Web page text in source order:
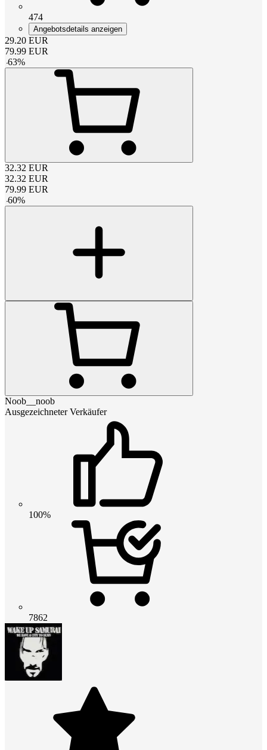
474
Angebotsdetails anzeigen
29.20 EUR
79.99 EUR
-63%
32.32 EUR
32.32 EUR
79.99 EUR
-60%
Noob__noob
Ausgezeichneter Verkäufer
100%
7862